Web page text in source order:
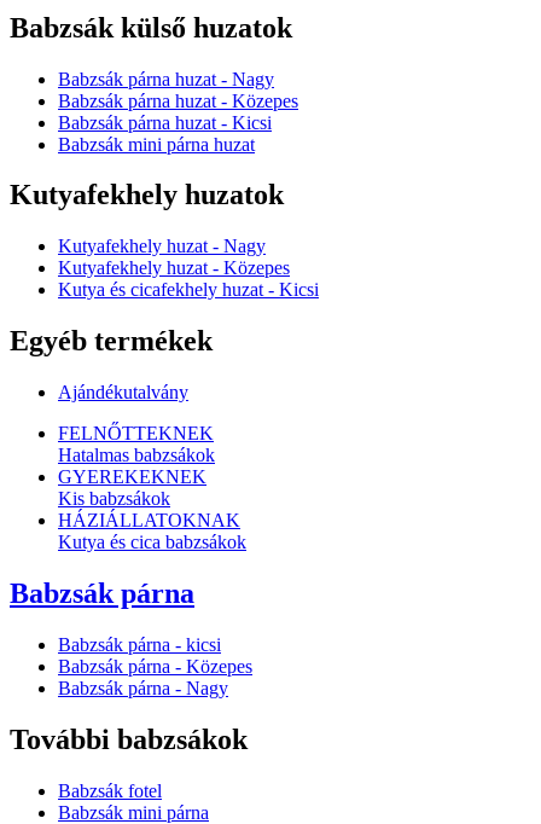
Babzsák külső huzatok
Babzsák párna huzat - Nagy
Babzsák párna huzat - Közepes
Babzsák párna huzat - Kicsi
Babzsák mini párna huzat
Kutyafekhely huzatok
Kutyafekhely huzat - Nagy
Kutyafekhely huzat - Közepes
Kutya és cicafekhely huzat - Kicsi
Egyéb termékek
Ajándékutalvány
FELNŐTTEKNEK
Hatalmas babzsákok
GYEREKEKNEK
Kis babzsákok
HÁZIÁLLATOKNAK
Kutya és cica babzsákok
Babzsák párna
Babzsák párna - kicsi
Babzsák párna - Közepes
Babzsák párna - Nagy
További babzsákok
Babzsák fotel
Babzsák mini párna